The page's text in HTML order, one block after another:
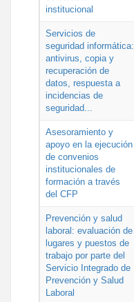
institucional
Servicios de
seguridad informática:
antivirus, copia y
recuperación de
datos, respuesta a
incidencias de
seguridad...
Asesoramiento y
apoyo en la ejecución
de convenios
institucionales de
formación a través
del CFP
Prevención y salud
laboral: evaluación de
lugares y puestos de
trabajo por parte del
Servicio Integrado de
Prevención y Salud
Laboral